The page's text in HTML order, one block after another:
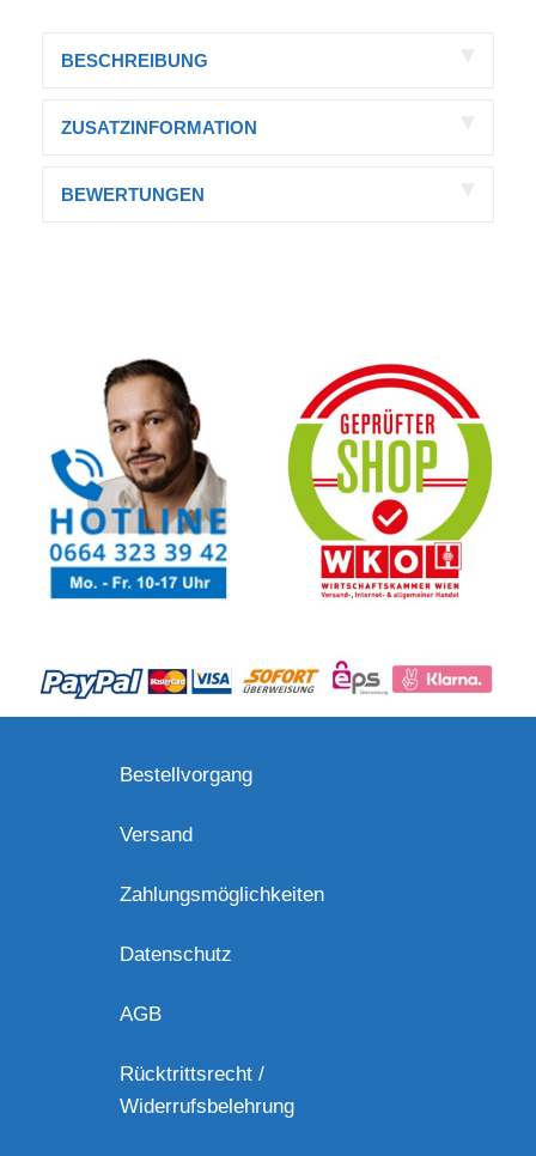
BESCHREIBUNG
ZUSATZINFORMATION
BEWERTUNGEN
Bestellvorgang
Versand
Zahlungsmöglichkeiten
Datenschutz
AGB
Rücktrittsrecht /
Widerrufsbelehrung